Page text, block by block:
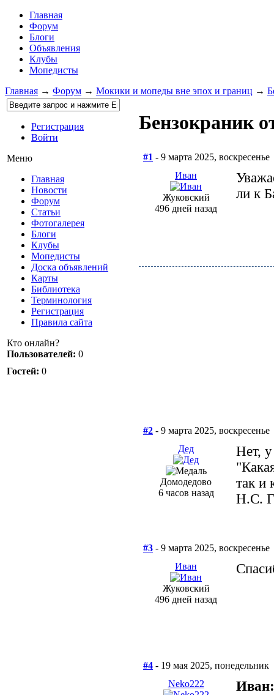
Главная
Форум
Блоги
Объявления
Клубы
Мопедисты
Главная → Форум → Мокики и мопеды вне эпох и границ →
Регистрация
Войти
Меню
Главная
Новости
Форум
Статьи
Фотогалерея
Блоги
Клубы
Мопедисты
Доска объявлений
Карты
Библиотека
Терминология
Регистрация
Правила сайта
Кто онлайн?
Пользователей: 0
Гостей: 0
Бензокраник
#1 - 9 марта 2025, воскресенье
Иван
Жуковский
496 дней назад
ли к
#2 - 9 марта 2025, воскресенье
Дед
Домодедово
6 часов назад
Нет,
так и
Н.С.
#3 - 9 марта 2025, воскресенье
Иван
Жуковский
496 дней назад
#4 - 19 мая 2025, понедельник
Neko222
Иван: